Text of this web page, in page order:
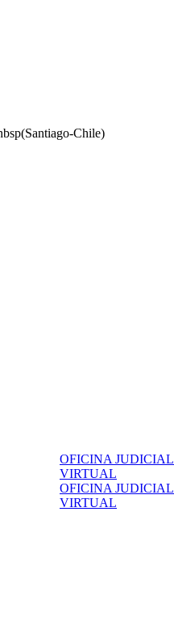
OFICINA JUDICIAL
VIRTUAL
OFICINA JUDICIAL
VIRTUAL
Chile)